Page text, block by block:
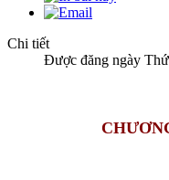
Chi tiết
Được đăng ngày